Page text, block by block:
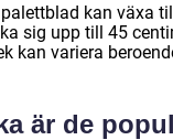
kan växa
sig upp till 45
kan variera
är de